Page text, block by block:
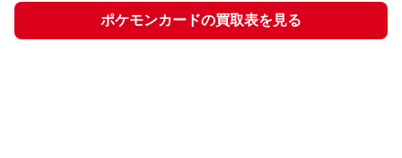
ポケモンカードの買取表を見る